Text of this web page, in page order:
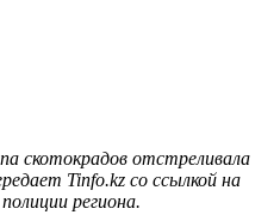
скотокрадов отстреливала
Tinfo.kz со ссылкой на
региона.